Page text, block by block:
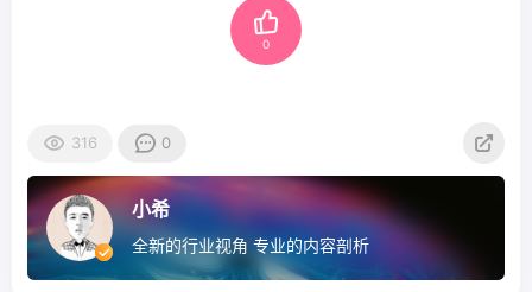
0
316 0
小希
全新的行业视角 专业的内容剖析